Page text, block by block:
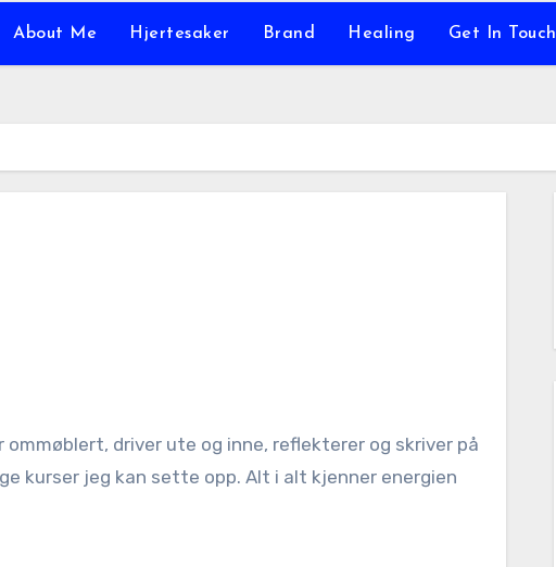
About Me Hjertesaker Brand Healing Get In Touch
kurser jeg kan sette opp. Alt i alt kjenner energien